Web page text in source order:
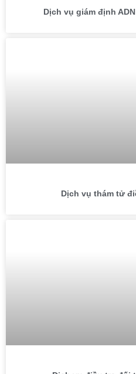
Dịch vụ giám định
Dịch vụ thám tử